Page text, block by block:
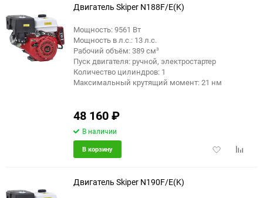
Двигатель Skiper N188F/E(K)
Мощность: 9561 Вт
Мощность в л.с.: 13 л.с.
Рабочий объём: 389 см³
Пуск двигателя: ручной, электростартер
Количество цилиндров: 1
Максимальный крутящий момент: 21 нм
48 160₽
В наличии
Добавить
В корзину
Двигатель Skiper N190F/E(K)